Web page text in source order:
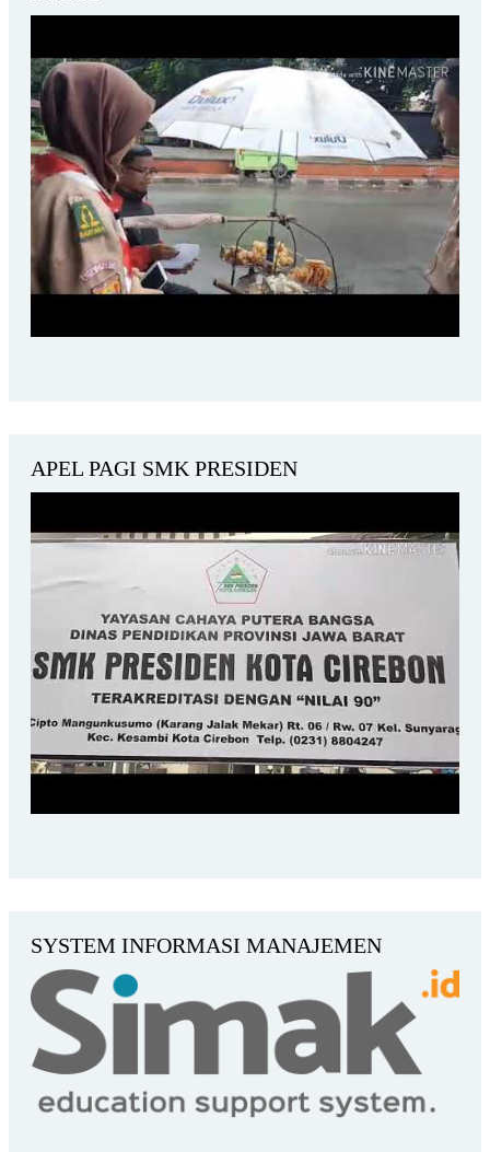
APEL PAGI SMK PRESIDEN
SYSTEM INFORMASI MANAJEMEN